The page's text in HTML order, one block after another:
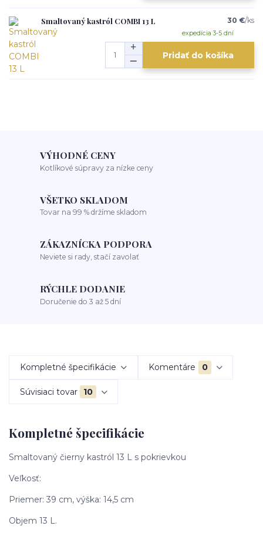
Smaltovaný kastról COMBI 13 L 30 €/ks
expedícia 3-5 dní
Pridať do košíka
VÝHODNÉ CENY
Kotlíkové súpravy za nízke ceny
VŠETKO SKLADOM
Tovar na 99 % držíme skladom
ZÁKAZNÍCKA PODPORA
Neviete si rady, stačí zavolať
RÝCHLE DODANIE
Doručenie do 3 až 5 dní
Kompletné špecifikácie Komentáre 0
Súvisiaci tovar 10
Kompletné špecifikácie
Smaltovaný čierny kastról 13 L s pokrievkou
Veľkosť:
Priemer: 39 cm, výška: 14,5 cm
Objem 13 L.